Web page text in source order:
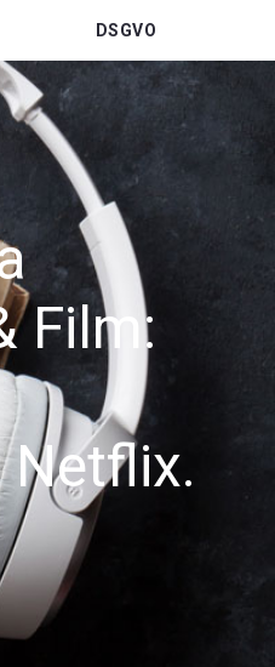
DSGVO
Film:
Netflix.